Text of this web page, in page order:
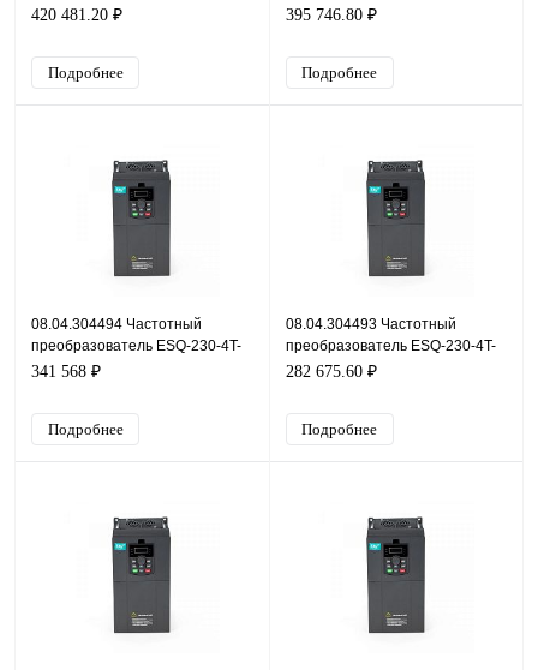
200K, 380В, 200кВт, 354А
420 481.20 ₽
Подробнее
185K, 380В, 185кВт, 326А
395 746.80 ₽
Подробнее
08.04.304494 Частотный
преобразователь ESQ-230-4T-
160K, 380В, 160кВт, 285А
341 568 ₽
Подробнее
08.04.304493 Частотный
преобразователь ESQ-230-4T-
132K, 380В, 132кВт, 232А
282 675.60 ₽
Подробнее